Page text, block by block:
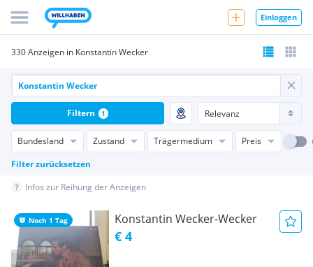
Einloggen
330 Anzeigen in Konstantin Wecker
Bundesland Zustand Trägermedium
Preis
Filter zurücksetzen
Filtern 1
Infos zur Reihung der Anzeigen
Noch 1 Tag Konstantin Wecker-Wecker
€ 4